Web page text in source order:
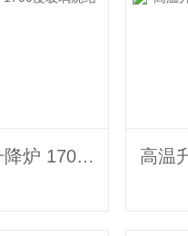
生产高温钟罩式升降炉 1700度玻璃烧结炉